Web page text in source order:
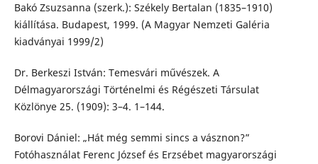
Bakó Zsuzsanna (szerk.): Székely Bertalan (1835–1910)
kiállítása. Budapest, 1999. (A Magyar Nemzeti Galéria
kiadványai 1999/2)
Dr. Berkeszi István: Temesvári művészek. A
Délmagyarországi Történelmi és Régészeti Társulat
Közlönye 25. (1909): 3–4. 1–144.
Borovi Dániel: „Hát még semmi sincs a vásznon?”
Fotóhasználat Ferenc József és Erzsébet magyarországi